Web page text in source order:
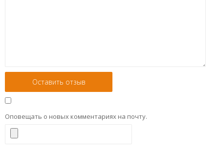
Оповещать о новых комментариях на почту.